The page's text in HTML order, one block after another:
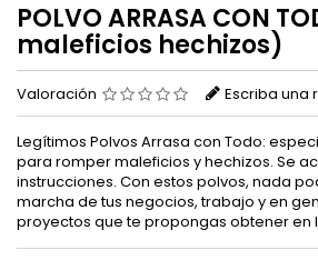
POLVO ARRASA CON
maleficios hechizos)
Valoración Escriba una
Legítimos Polvos Arrasa con Todo:
para romper maleficios y hechizos. Se
instrucciones. Con estos polvos, nada
marcha de tus negocios, trabajo y en
proyectos que te propongas obtener en